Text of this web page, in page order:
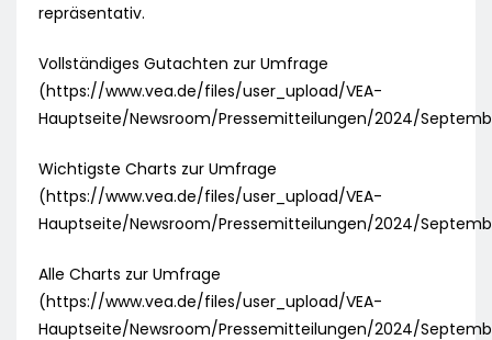
repräsentativ.
Vollständiges Gutachten zur Umfrage
(https://www.vea.de/files/user_upload/VEA-
Hauptseite/Newsroom/Pressemitteilungen/2024/
Wichtigste Charts zur Umfrage
(https://www.vea.de/files/user_upload/VEA-
Hauptseite/Newsroom/Pressemitteilungen/2024/
Alle Charts zur Umfrage
(https://www.vea.de/files/user_upload/VEA-
Hauptseite/Newsroom/Pressemitteilungen/2024/